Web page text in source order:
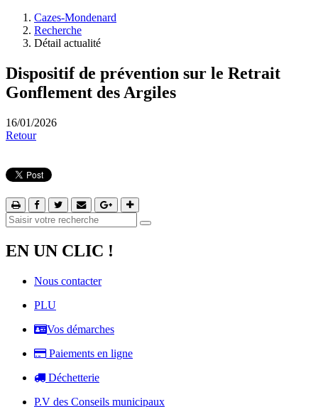
Cazes-Mondenard
Recherche
Détail actualité
Dispositif de prévention sur le Retrait
Gonflement des Argiles
16/01/2026
Retour
EN UN CLIC !
Nous contacter
PLU
Vos démarches
Paiements en ligne
Déchetterie
P.V des Conseils municipaux